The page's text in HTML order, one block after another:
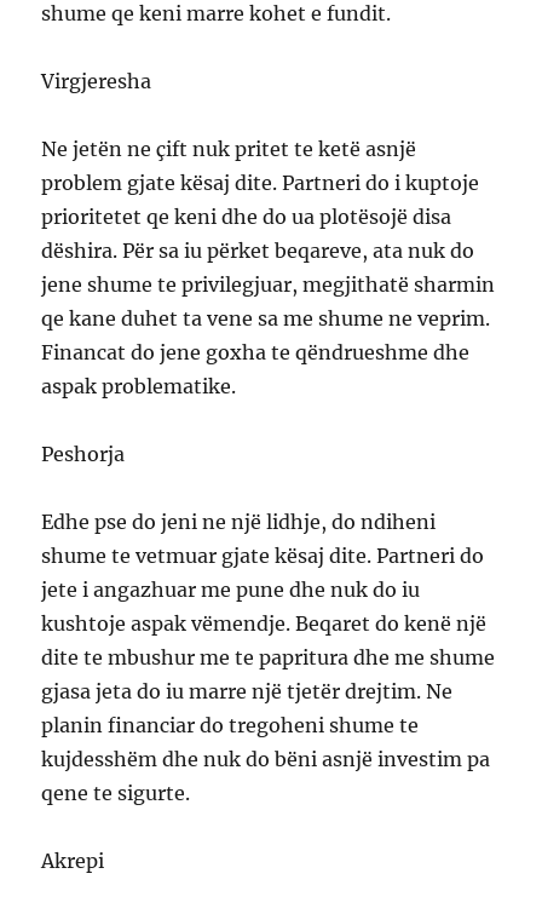
shume qe keni marre kohet e fundit.
Virgjeresha
Ne jetën ne çift nuk pritet te ketë asnjë
problem gjate kësaj dite. Partneri do i kuptoje
prioritetet qe keni dhe do ua plotësojë disa
dëshira. Për sa iu përket beqareve, ata nuk do
jene shume te privilegjuar, megjithatë sharmin
qe kane duhet ta vene sa me shume ne veprim.
Financat do jene goxha te qëndrueshme dhe
aspak problematike.
Peshorja
Edhe pse do jeni ne një lidhje, do ndiheni
shume te vetmuar gjate kësaj dite. Partneri do
jete i angazhuar me pune dhe nuk do iu
kushtoje aspak vëmendje. Beqaret do kenë një
dite te mbushur me te papritura dhe me shume
gjasa jeta do iu marre një tjetër drejtim. Ne
planin financiar do tregoheni shume te
kujdesshëm dhe nuk do bëni asnjë investim pa
qene te sigurte.
Akrepi